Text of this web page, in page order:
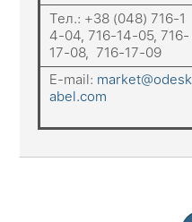
Тел.: +38 (048) 716-1
4-04, 716-14-05, 716-
17-08, 716-17-09
E-mail: market@odesk
abel.com